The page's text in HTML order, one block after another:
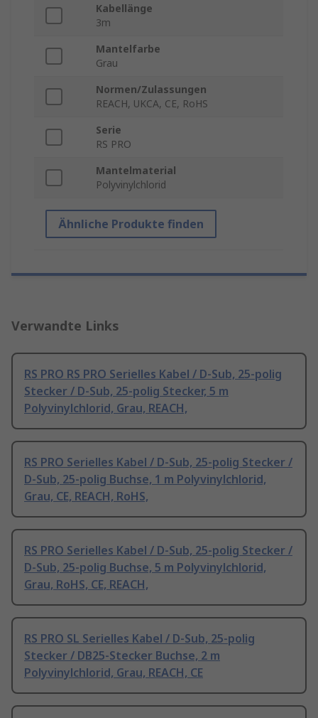
Kabellänge
3m
Mantelfarbe
Grau
Normen/Zulassungen
REACH, UKCA, CE, RoHS
Serie
RS PRO
Mantelmaterial
Polyvinylchlorid
Ähnliche Produkte finden
Verwandte Links
RS PRO RS PRO Serielles Kabel / D-Sub, 25-polig
Stecker / D-Sub, 25-polig Stecker, 5 m
Polyvinylchlorid, Grau, REACH,
RS PRO Serielles Kabel / D-Sub, 25-polig Stecker /
D-Sub, 25-polig Buchse, 1 m Polyvinylchlorid,
Grau, CE, REACH, RoHS,
RS PRO Serielles Kabel / D-Sub, 25-polig Stecker /
D-Sub, 25-polig Buchse, 5 m Polyvinylchlorid,
Grau, RoHS, CE, REACH,
RS PRO SL Serielles Kabel / D-Sub, 25-polig
Stecker / DB25-Stecker Buchse, 2 m
Polyvinylchlorid, Grau, REACH, CE